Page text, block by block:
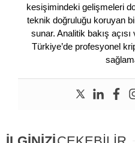
kesişimindeki gelişmeleri
teknik doğruluğu koruyan
sunar. Analitik bakış
Türkiye’de profesyonel